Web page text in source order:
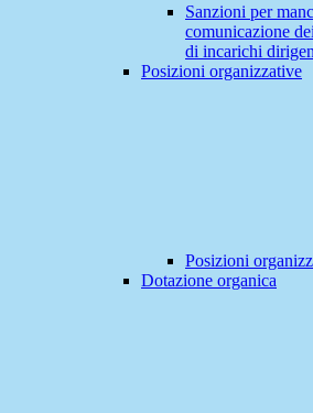
Sanzioni per
comunicazione
di incarichi
Posizioni organizzative
Posizioni
Dotazione organica